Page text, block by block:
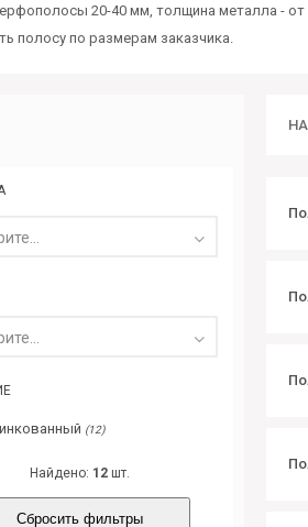
20-40 мм, толщина металла -
полосу по размерам заказчика.
(12)
Найдено: 12шт.
Сбросить фильтры